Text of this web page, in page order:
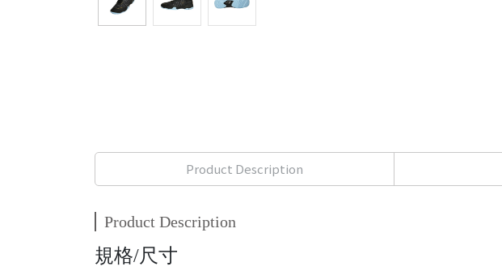
Product Description
Product Description
規格/尺寸